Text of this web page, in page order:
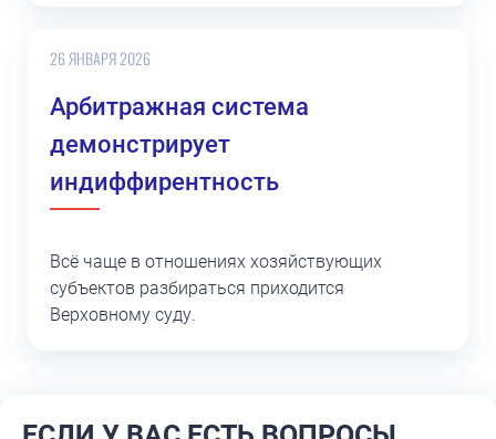
26 ЯНВАРЯ 2026
Арбитражная система
демонстрирует
индиффирентность
Всё чаще в отношениях хозяйствующих
субъектов разбираться приходится
Верховному суду.